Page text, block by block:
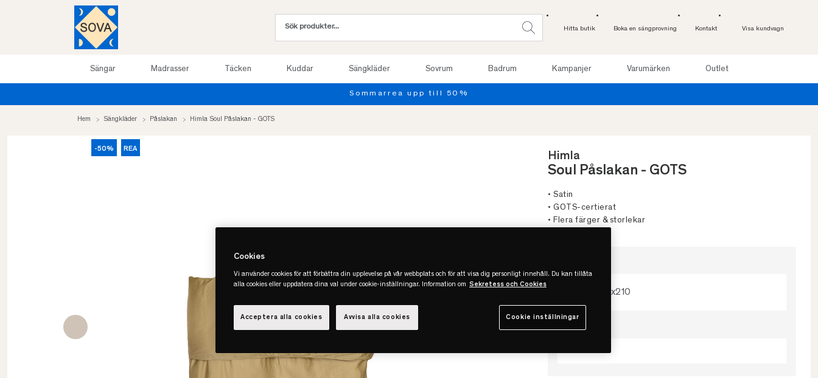
Hitta butik Boka en sängprovning Kontakt Visa kundvagn
Sängar Madrasser Täcken Kuddar Sängkläder Sovrum Badrum Kampanjer Varumärken Outlet
Hem Sängkläder Påslakan Himla Soul Påslakan - GOTS
-50% REA
Himla
Soul Påslakan - GOTS
• Satin
• GOTS-certierat
• Flera färger & storlekar
150x210
Välj färg
Cookies
Vi använder cookies för att förbättra din upplevelse på vår webbplats och för att visa dig personligt innehåll. Du kan tillåta
alla cookies eller uppdatera dina val under cookie-inställningar. Information om Sekretess och Cookies
Cookie inställningar
Avvisa alla cookies
Acceptera alla cookies